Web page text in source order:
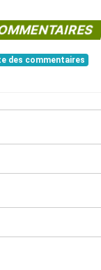
des commentaires